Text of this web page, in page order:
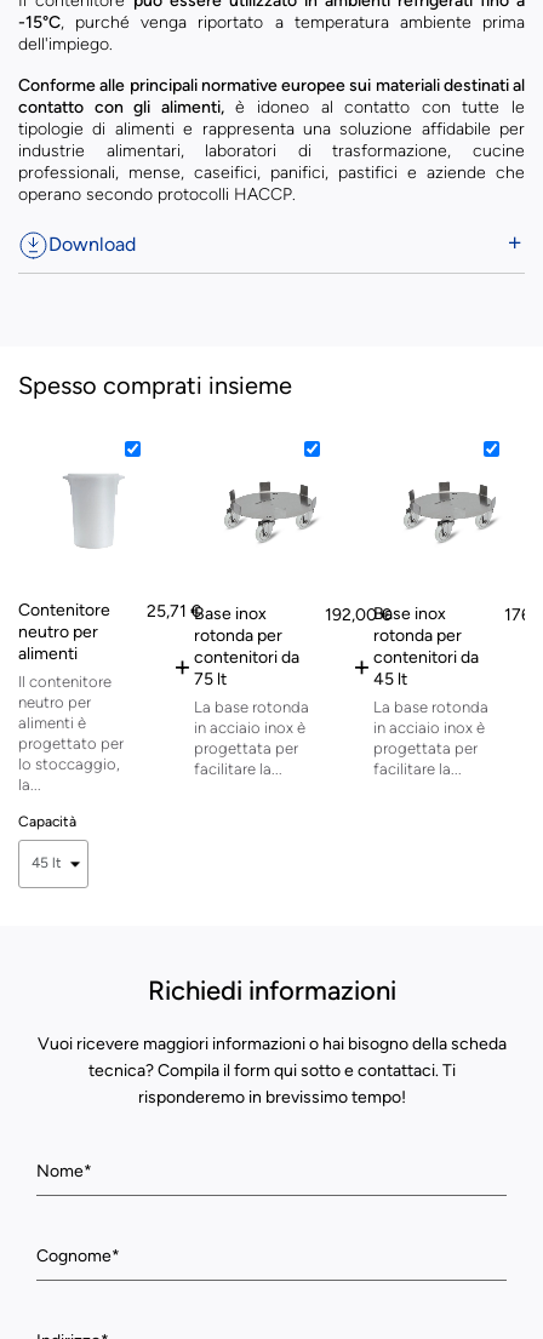
-15°C, purché venga riportato a temperatura ambiente prima
dell'impiego.
Conforme alle principali normative europee sui materiali destinati al
contatto con gli alimenti,è idoneo al contatto con tutte le
tipologie di alimenti e rappresenta una soluzione affidabile per
industrie alimentari, laboratori di trasformazione, cucine
professionali, mense, caseifici, panifici, pastifici e aziende che
operano secondo protocolli HACCP.
Download
Spesso comprati insieme
Contenitore
neutro per
alimenti
Il contenitore
neutro per
alimenti è
progettato per
lo stoccaggio,
la...
25,71 €
Capacità
+
Base inox
rotonda per
contenitori da
75 lt
La base rotonda
in acciaio inox è
progettata per
facilitare la...
192,00 €
+
Base inox
rotonda per
contenitori da
45 lt
La base rotonda
in acciaio inox è
progettata per
facilitare la...
Richiedi informazioni
Vuoi ricevere maggiori informazioni o hai bisogno della scheda
tecnica? Compila il form qui sotto e contattaci. Ti
risponderemo in brevissimo tempo!